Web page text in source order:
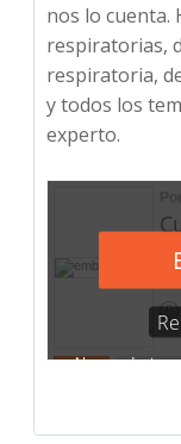
nos lo cuenta.
respiratorias,
respiratoria,
y todos los
experto.